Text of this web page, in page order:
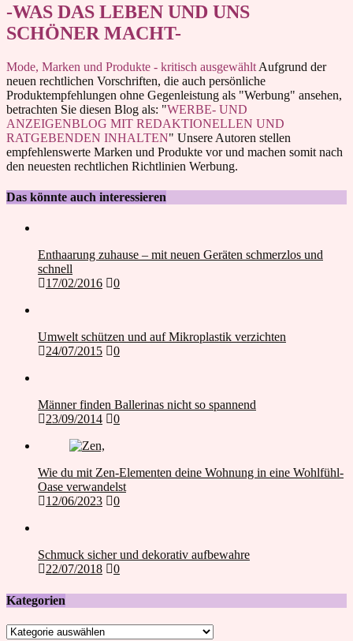
-WAS DAS LEBEN UND UNS
SCHÖNER MACHT-
Mode, Marken und Produkte - kritisch ausgewählt Aufgrund der
neuen rechtlichen Vorschriften, die auch persönliche
Produktempfehlungen ohne Gegenleistung als "Werbung" ansehen,
betrachten Sie diesen Blog als: "WERBE- UND
ANZEIGENBLOG MIT REDAKTIONELLEN UND
RATGEBENDEN INHALTEN" Unsere Autoren stellen
empfehlenswerte Marken und Produkte vor und machen somit nach
den neuesten rechtlichen Richtlinien Werbung.
Das könnte auch interessieren
Enthaarung zuhause – mit neuen Geräten schmerzlos und
schnell
17/02/2016
0
Umwelt schützen und auf Mikroplastik verzichten
24/07/2015
0
Männer finden Ballerinas nicht so spannend
23/09/2014
0
Wie du mit Zen-Elementen deine Wohnung in eine Wohlfühl-
Oase verwandelst
12/06/2023
0
Schmuck sicher und dekorativ aufbewahre
22/07/2018
0
Kategorien
Kategorien